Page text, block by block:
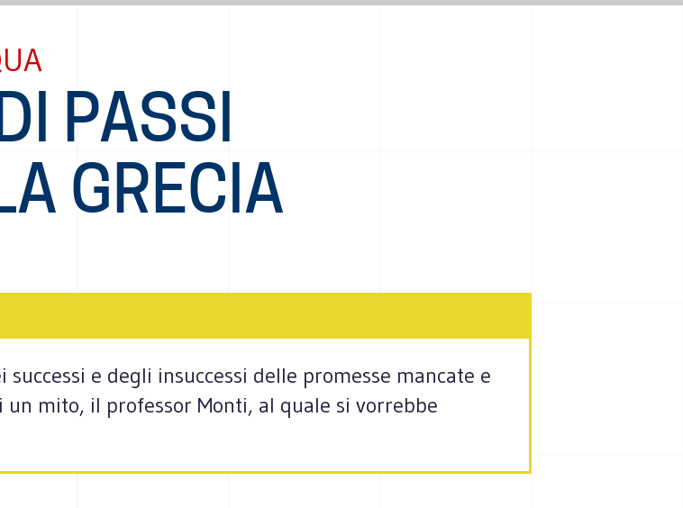
PASSI
GRECIA
e degli insuccessi delle promesse mancate e
mito, il professor Monti, al quale si vorrebbe